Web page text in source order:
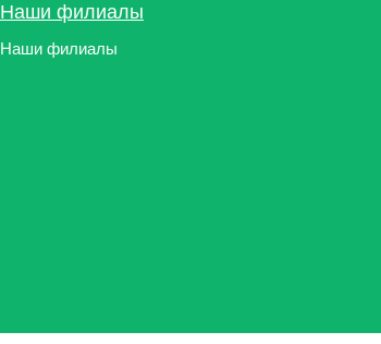
Наши филиалы
Наши филиалы